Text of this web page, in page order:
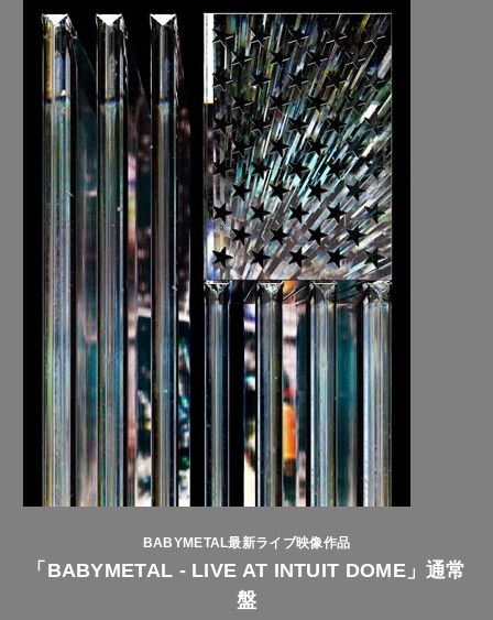
BABYMETAL最新ライブ映像作品
「BABYMETAL - LIVE AT INTUIT DOME」通常
盤